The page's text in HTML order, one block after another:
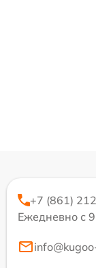
+7 (861)
Ежедневно с